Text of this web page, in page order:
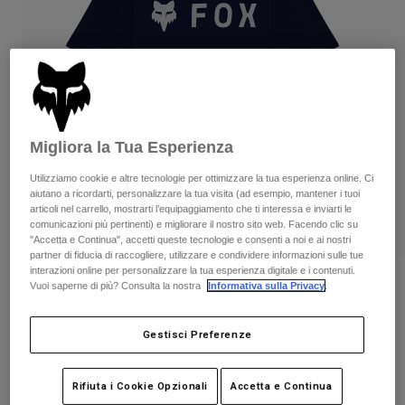
Pantaloncini
Guanti
Protezioni
Maschere
Parti di ricambio
Pantaloni
Guanti
Giacche
Protezioni
Maschere
Calze
Borse e accessori
Parti di ricambio
Vedi tutto
Donna
Felpe
Giacche
Pantaloni & Pantaloncini
Camicie
Bambini
Protezioni
Maschere
Calze
Vedi tutto
Moto
Caschi
Maglie​
Pantaloni
Guanti
Maschere
Recensioni
T-shirt da ragazzo Absolute
Prodotto n.39613
Migliora la Tua Esperienza
Utilizziamo cookie e altre tecnologie per ottimizzare la tua esperienza online. Ci
aiutano a ricordarti, personalizzare la tua visita (ad esempio, mantener i tuoi
articoli nel carrello, mostrarti l’equipaggiamento che ti interessa e inviarti le
comunicazioni più pertinenti) e migliorare il nostro sito web. Facendo clic su
"Accetta e Continua", accetti queste tecnologie e consenti a noi e ai nostri
partner di fiducia di raccogliere, utilizzare e condividere informazioni sulle tue
interazioni online per personalizzare la tua esperienza digitale e i contenuti.
Vuoi saperne di più? Consulta la nostra
Informativa sulla Privacy
Gestisci Preferenze
Rifiuta i Cookie Opzionali Accetta e Continua